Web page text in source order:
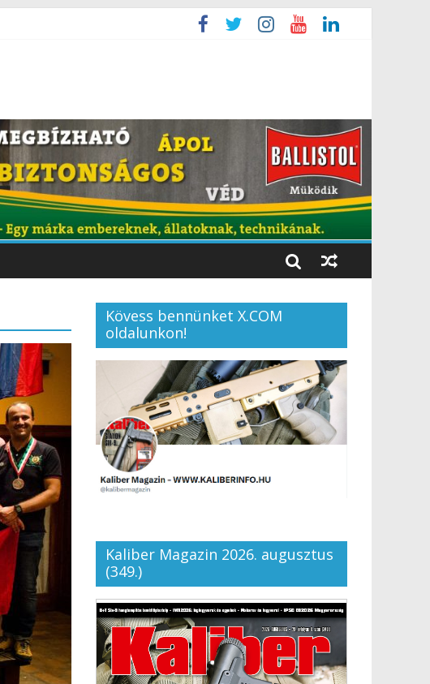
Kövess bennünket X.COM
oldalunkon!
Kaliber Magazin 2026. augusztus
(349.)